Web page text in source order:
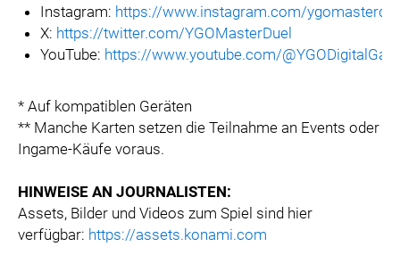
Instagram: https://www.instagram.com/
X: https://twitter.com/YGOMasterDuel
YouTube: https://www.youtube.com/
* Auf kompatiblen Geräten
** Manche Karten setzen die Teilnahme an Events oder
Ingame-Käufe voraus.
HINWEISE AN JOURNALISTEN:
Assets, Bilder und Videos zum Spiel sind hier
verfügbar: https://assets.konami.com